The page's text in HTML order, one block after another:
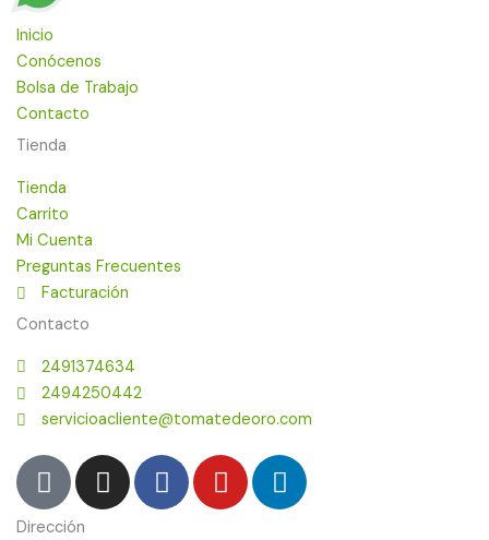
Inicio
Conócenos
Bolsa de Trabajo
Contacto
Tienda
Tienda
Carrito
Mi Cuenta
Preguntas Frecuentes
Facturación
Contacto
2491374634
2494250442
servicioacliente@tomatedeoro.com
T
i
k
I
n
F
a
Y
o
L
i
Dirección